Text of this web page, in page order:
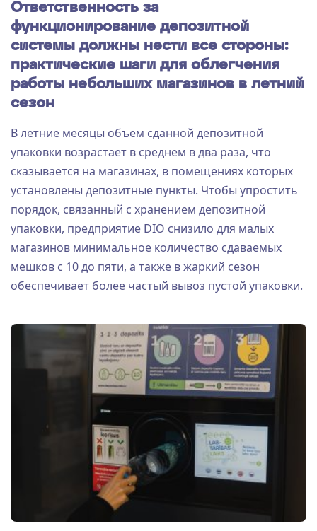
Ответственность за
функционирование депозитной
системы должны нести все стороны:
практические шаги для облегчения
работы небольших магазинов в летний
сезон
В летние месяцы объем сданной депозитной
упаковки возрастает в среднем в два раза, что
сказывается на магазинах, в помещениях которых
установлены депозитные пункты. Чтобы упростить
порядок, связанный с хранением депозитной
упаковки, предприятие DIO снизило для малых
магазинов минимальное количество сдаваемых
мешков с 10 до пяти, а также в жаркий сезон
обеспечивает более частый вывоз пустой упаковки.